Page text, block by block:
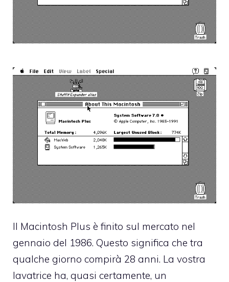
Il Macintosh Plus è finito sul mercato nel
gennaio del 1986. Questo significa che tra
qualche giorno compirà 28 anni. La vostra
lavatrice ha, quasi certamente, un